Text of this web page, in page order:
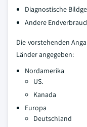
Diagnostische
Andere
Die vorstehenden
Länder angegeben:
Nordamerika
US.
Kanada
Europa
Deutschland